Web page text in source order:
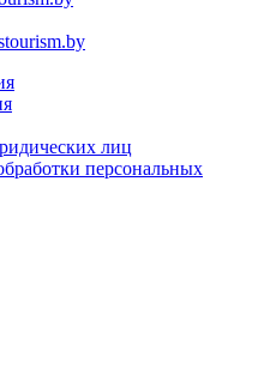
лиц
персональных